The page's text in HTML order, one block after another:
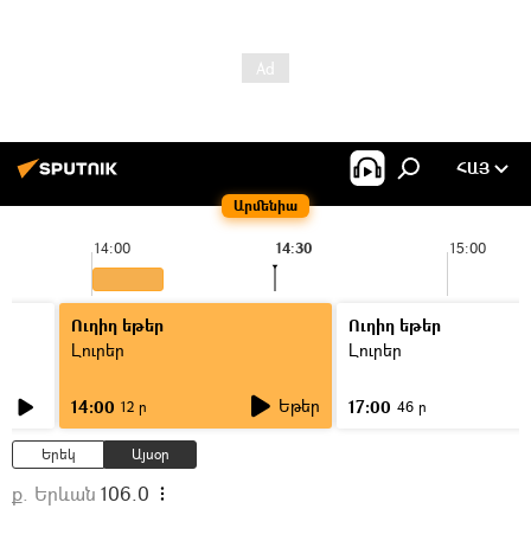
Արմենիա
ՀԱՅ
14:00 15:00
14:30
Ուղիղ եթեր
Լուրեր
14:00 12 ր Եթեր
Ուղիղ եթեր
Լուրեր
17:00 46 ր
Երեկ Այսօր
ք. Երևան 106.0